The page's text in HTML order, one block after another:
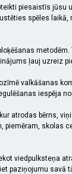
piesaistīs
spēles
ļauj uzreiz
valkāšanas
iespēja
atrodas bērns,
skolas
viedpulksteņa
savā